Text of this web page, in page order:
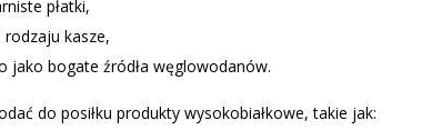
płatki,
kasze,
jako bogate źródła węglowodanów.
do posiłku produkty wysokobiałkowe, takie jak: